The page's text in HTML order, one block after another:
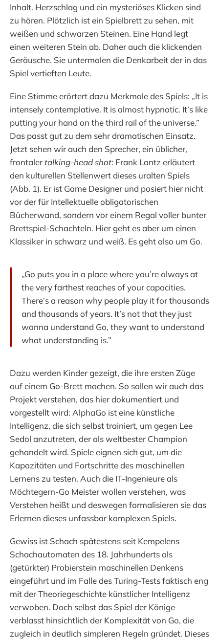
Inhalt. Herzschlag und ein mysteriöses Klicken sind
zu hören. Plötzlich ist ein Spielbrett zu sehen, mit
weißen und schwarzen Steinen. Eine Hand legt
einen weiteren Stein ab. Daher auch die klickenden
Geräusche. Sie untermalen die Denkarbeit der in das
Spiel vertieften Leute.
Eine Stimme erörtert dazu Merkmale des Spiels: „It is
intensely contemplative. It is almost hypnotic. It’s like
putting your hand on the third rail of the universe.”
Das passt gut zu dem sehr dramatischen Einsatz.
Jetzt sehen wir auch den Sprecher, ein üblicher,
frontalertalking-head shot: Frank Lantz erläutert
den kulturellen Stellenwert dieses uralten Spiels
(Abb. 1). Er ist Game Designer und posiert hier nicht
vor der für Intellektuelle obligatorischen
Bücherwand, sondern vor einem Regal voller bunter
Brettspiel-Schachteln. Hier geht es aber um einen
Klassiker in schwarz und weiß. Es geht also um Go.
„Go puts you in a place where you’re always at
the very farthest reaches of your capacities.
There’s a reason why people play it for thousands
and thousands of years. It’s not that they just
wanna understand Go, they want to understand
what understanding is.”
Dazu werden Kinder gezeigt, die ihre ersten Züge
auf einem Go-Brett machen. So sollen wir auch das
Projekt verstehen, das hier dokumentiert und
vorgestellt wird: AlphaGo ist eine künstliche
Intelligenz, die sich selbst trainiert, um gegen Lee
Sedol anzutreten, der als weltbester Champion
gehandelt wird. Spiele eignen sich gut, um die
Kapazitäten und Fortschritte des maschinellen
Lernens zu testen. Auch die IT-Ingenieure als
Möchtegern-Go Meister wollen verstehen, was
Verstehen heißt und deswegen formalisieren sie das
Erlernen dieses unfassbar komplexen Spiels.
Gewiss ist Schach spätestens seit Kempelens
Schachautomaten des 18. Jahrhunderts als
(getürkter) Probierstein maschinellen Denkens
eingeführt und im Falle des Turing-Tests faktisch eng
mit der Theoriegeschichte künstlicher Intelligenz
verwoben. Doch selbst das Spiel der Könige
verblasst hinsichtlich der Komplexität von Go, die
zugleich in deutlich simpleren Regeln gründet. Dieses